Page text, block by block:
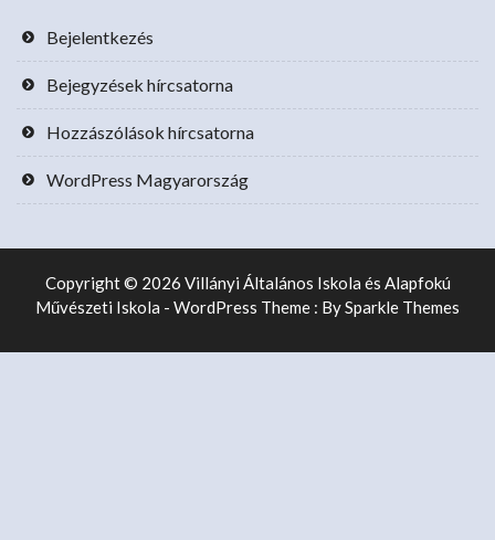
Bejelentkezés
Bejegyzések hírcsatorna
Hozzászólások hírcsatorna
WordPress Magyarország
Copyright © 2026 Villányi Általános Iskola és Alapfokú
Művészeti Iskola - WordPress Theme : BySparkle Themes